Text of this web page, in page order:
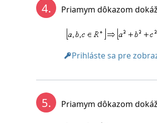
4. Priamym dôkazom
Prihláste sa pre
5. Priamym dôkazom